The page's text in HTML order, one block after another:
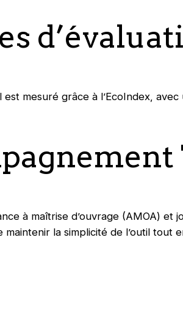
est mesuré grâce à l’EcoIndex,
à maîtrise d’ouvrage (AMOA) et
la simplicité de l’outil tout